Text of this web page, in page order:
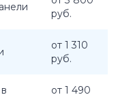
руб.
от 1 310
руб.
от 1 490